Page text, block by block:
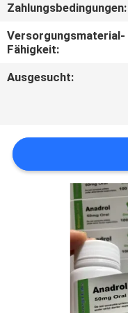
IN
VERBINDUNG
FÄLLE
SITEMAP
PRIVACY
Zahlungsbedingungen:
Versorgungsmaterial-
Fähigkeit:
Ausgesucht: